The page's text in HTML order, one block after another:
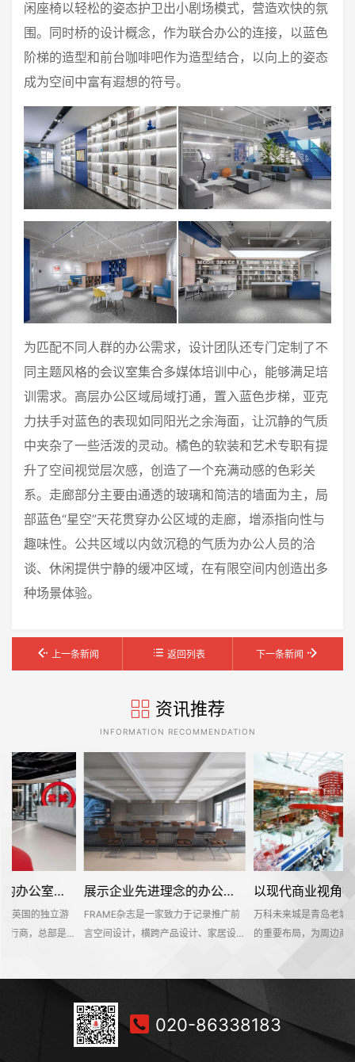
闲座椅以轻松的姿态护卫出小剧场模式，营造欢快的氛
围。同时桥的设计概念，作为联合办公的连接，以蓝色
阶梯的造型和前台咖啡吧作为造型结合，以向上的姿态
成为空间中富有遐想的符号。
为匹配不同人群的办公需求，设计团队还专门定制了不
同主题风格的会议室集合多媒体培训中心，能够满足培
训需求。高层办公区域局域打通，置入蓝色步梯，亚克
力扶手对蓝色的表现如同阳光之余海面，让沉静的气质
中夹杂了一些活泼的灵动。橘色的软装和艺术专职有提
升了空间视觉层次感，创造了一个充满动感的色彩关
系。走廊部分主要由通透的玻璃和简洁的墙面为主，局
部蓝色“星空”天花贯穿办公区域的走廊，增添指向性与
趣味性。公共区域以内敛沉稳的气质为办公人员的洽
谈、休闲提供宁静的缓冲区域，在有限空间内创造出多
种场景体验。
上一条新闻 返回列表 下一条新闻
资讯推荐
INFORMATION RECOMMENDATION
展示企业先进理念的办公室装修设计空间是怎样的——FRAME
FRAME杂志是一家致力于记录推广前
言空间设计，横跨产品设计、家居设
是一个工作环境，也是一个企业理念的
平台。该项目位于深业上城商区，可直
达莲花山和笔架山公园，呈现出独具一
格的国际文化和商业氛围。
以现代商业视角打造的商业城是怎样的——万科未来城
万科未来城是青岛老城区城市商业更新
的重要布局，为周边商圈和老城区注入
落、色泽浓郁的建筑物风格，设计团队
突破性地在北方区域植入南方氛围的热
带植物景观，打造出一个能够激发更多
020-86338183